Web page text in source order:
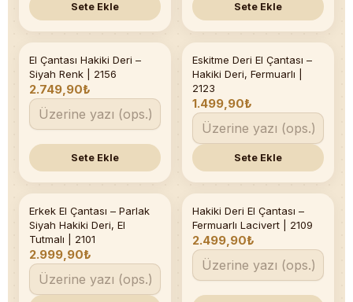
Sete Ekle Sete Ekle
El Çantası Hakiki Deri –
Siyah Renk | 2156
2.749,90₺
Sete Ekle
Eskitme Deri El Çantası –
Hakiki Deri, Fermuarlı |
2123
1.499,90₺
Sete Ekle
Son 1 adet
Erkek El Çantası – Parlak
Siyah Hakiki Deri, El
Tutmalı | 2101
2.999,90₺
Son 1 adet
Hakiki Deri El Çantası –
Fermuarlı Lacivert | 2109
2.499,90₺